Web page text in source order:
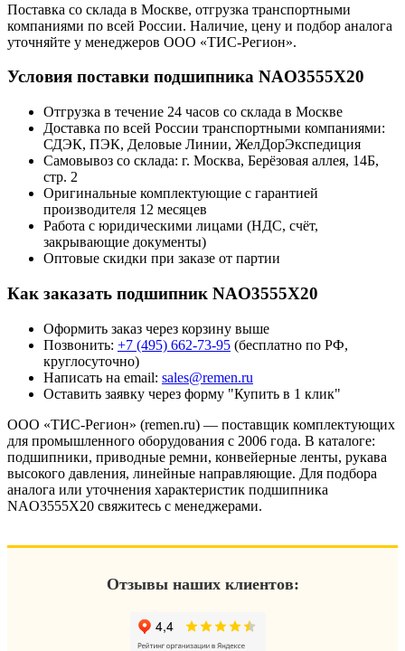
Поставка со склада в Москве, отгрузка транспортными
компаниями по всей России. Наличие, цену и подбор аналога
уточняйте у менеджеров ООО «ТИС-Регион».
Условия поставки подшипника NAO3555X20
Отгрузка в течение 24 часов со склада в Москве
Доставка по всей России транспортными компаниями:
СДЭК, ПЭК, Деловые Линии, ЖелДорЭкспедиция
Самовывоз со склада: г. Москва, Берёзовая аллея, 14Б,
стр. 2
Оригинальные комплектующие с гарантией
производителя 12 месяцев
Работа с юридическими лицами (НДС, счёт,
закрывающие документы)
Оптовые скидки при заказе от партии
Как заказать подшипник NAO3555X20
Оформить заказ через корзину выше
Позвонить: +7 (495) 662-73-95 (бесплатно по РФ,
круглосуточно)
Написать на email: sales@remen.ru
Оставить заявку через форму "Купить в 1 клик"
ООО «ТИС-Регион» (remen.ru) — поставщик комплектующих
для промышленного оборудования с 2006 года. В каталоге:
подшипники, приводные ремни, конвейерные ленты, рукава
высокого давления, линейные направляющие. Для подбора
аналога или уточнения характеристик подшипника
NAO3555X20 свяжитесь с менеджерами.
Отзывы наших клиентов: